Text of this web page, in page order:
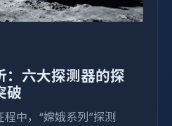
：六大探测器的探
破
中，“嫦娥系列”探测